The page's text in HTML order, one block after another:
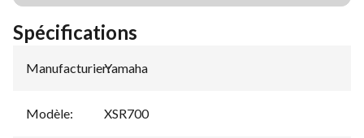
Spécifications
Manufacturier:
Yamaha
Modèle: XSR700